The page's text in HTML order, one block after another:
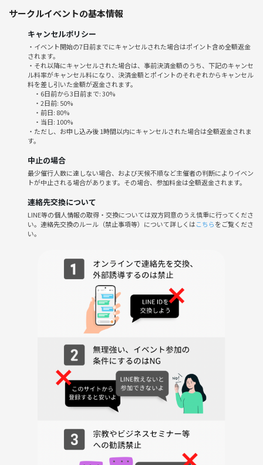
時間がありましたら近くの氷川渓谷に行きます 🚌奥多摩湖へバス🚌で
行きます 🕓奥多摩駅13時10発のバスで🚌15分くらいです
バス片道390円ほどです！ ⭐️奥多摩湖と小河内ダム
散策します 50分程度⭐️近くの奥多摩森と水の資料館に行きます
⭐️バスで🚌奥多摩駅
へ帰ります ⭐️奥多摩駅で解散をします！
🕰️奥多摩駅16時30分くらいになると思います
🟢都内でも有名なスポットです 🌲奥多摩湖は東京の有名
な観光地になります ⭐️湖や新緑が好きな方
⭐️ダムが好きな方 ⭐️カメラ📷撮影好きな
方ご参加お待ちしてます😊
私たちのサークルは、自然を愛する仲間が集まるアットホームな雰囲気
です。初めて参加される方も大歓迎！お一人での参加でもすぐに打ち解
けられるよう、みんなで楽しい時間を過ごせるよう心がけています。自
然の中でリラックスしながら、新しい友達を作りましょう！
⚠️注意事項⚠️
以下の行為はご遠慮ください。
サークルやイベントの輪を乱す行動をする方、運営側の指示に従ってい
ただけない方や運営側が参加者様としてふさわしくないと判断した方
は、参加をお断りする場合がございます。
皆さんと一緒に楽しい一日を過ごせることを楽しみにしています！ぜひ
サークルイベントの基本情報
キャンセルポリシー
・イベント開始の7日前までにキャンセルされた場合はポイント含め全額返金
されます。
・それ以降にキャンセルされた場合は、事前決済金額のうち、下記のキャンセ
ル料率がキャンセル料になり、決済金額とポイントのそれぞれからキャンセル
料を差し引いた金額が返金されます。
・6日前から3日前まで: 30%
・2日前: 50%
・前日: 80%
・当日: 100%
・ただし、お申し込み後 1時間以内にキャンセルされた場合は全額返金されま
す。
中止の場合
最少催行人数に達しない場合、および天候不順など主催者の判断によりイベン
トが中止される場合があります。その場合、参加料金は全額返金されます。
連絡先交換について
LINE等の個人情報の取得・交換については双方同意のうえ慎重に行ってくださ
い。連絡先交換のルール（禁止事項等）について詳しくはこちらをご覧くださ
い。